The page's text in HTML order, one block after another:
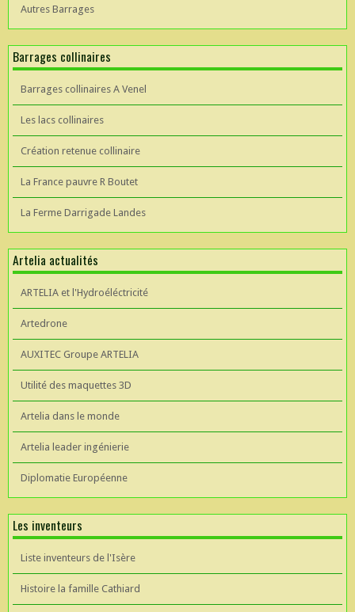
Autres Barrages
Barrages collinaires
Barrages collinaires A Venel
Les lacs collinaires
Création retenue collinaire
La France pauvre R Boutet
La Ferme Darrigade Landes
Artelia actualités
ARTELIA et l'Hydroéléctricité
Artedrone
AUXITEC Groupe ARTELIA
Utilité des maquettes 3D
Artelia dans le monde
Artelia leader ingénierie
Diplomatie Européenne
Les inventeurs
Liste inventeurs de l'Isère
Histoire la famille Cathiard